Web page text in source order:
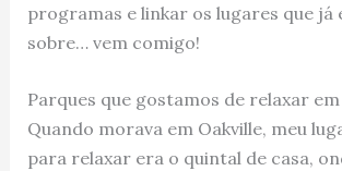
programas e linkar os lugares que já
sobre… vem comigo!
Parques que gostamos de relaxar
Quando morava em Oakville, meu
para relaxar era o quintal de casa,